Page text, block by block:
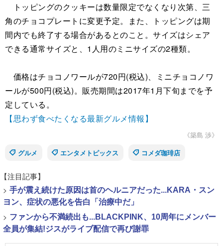
トッピングのクッキーは数量限定でなくなり次第、三
角のチョコプレートに変更予定。また、トッピングは期
間内でも終了する場合があるとのこと。サイズはシェア
できる通常サイズと、1人用のミニサイズの2種類。
価格はチョコノワールが720円(税込)、ミニチョコノワ
ールが500円(税込)。販売期間は2017年1月下旬までを予
定している。
【思わず食べたくなる最新グルメ情報】
《築島 渉》
グルメ
エンタメトピックス コメダ珈琲店
【注目記事】
> 手が震え続けた原因は首のヘルニアだった...KARA・スン
ヨン、症状の悪化を告白「治療中だ」
> ファンから不満続出も...BLACKPINK、10周年にメンバー
全員が集結!ジスがライブ配信で再び謝罪